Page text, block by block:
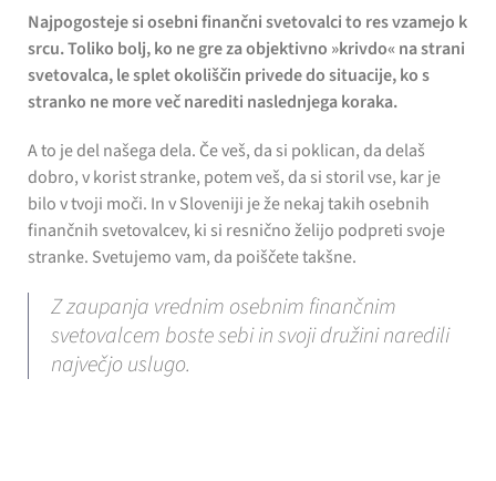
Najpogosteje si osebni finančni svetovalci to res vzamejo k
srcu. Toliko bolj, ko ne gre za objektivno »krivdo« na strani
svetovalca, le splet okoliščin privede do situacije, ko s
stranko ne more več narediti naslednjega koraka.
A to je del našega dela. Če veš, da si poklican, da delaš
dobro, v korist stranke, potem veš, da si storil vse, kar je
bilo v tvoji moči. In v Sloveniji je že nekaj takih osebnih
finančnih svetovalcev, ki si resnično želijo podpreti svoje
stranke. Svetujemo vam, da poiščete takšne.
Z zaupanja vrednim osebnim finančnim
svetovalcem boste sebi in svoji družini naredili
največjo uslugo.